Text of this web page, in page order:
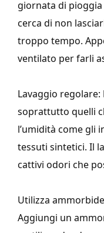
giornata di
cerca di non
troppo tempo.
ventilato per farli
Lavaggio
soprattutto quelli
l’umidità come gli
tessuti sintetici. Il
cattivi odori che
Utilizza
Aggiungi un